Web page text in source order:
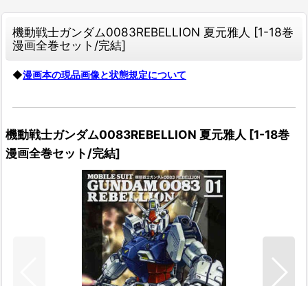
機動戦士ガンダム0083REBELLION 夏元雅人 [1-18巻
漫画全巻セット/完結]
◆漫画本の現品画像と状態規定について
機動戦士ガンダム0083REBELLION 夏元雅人 [1-18巻
漫画全巻セット/完結]